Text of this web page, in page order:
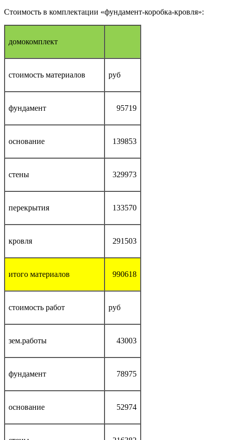
Стоимость в комплектации «фундамент-коробка-кровля»:
домокомплект
стоимость материалов руб
фундамент 95719
основание 139853
стены 329973
перекрытия 133570
кровля 291503
итого материалов 990618
стоимость работ руб
зем.работы 43003
фундамент 78975
основание 52974